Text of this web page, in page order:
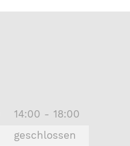
14:00 - 18:00
geschlossen